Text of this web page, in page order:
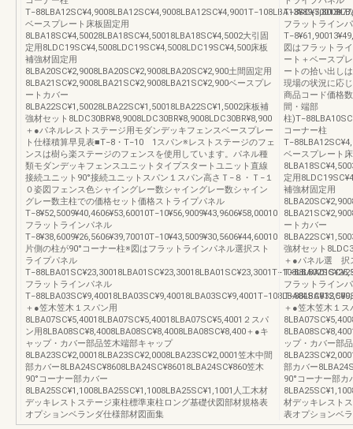
ベースプレート床板固定用
8LBA18SC¥4,50028LBA18SC¥4,50018LBA18SC¥4,5002大引固
定用8LDC19SC¥4,5008LDC19SC¥4,5008LDC19SC¥4,500床板
補強材固定用
8LBA20SC¥2,9008LBA20SC¥2,9008LBA20SC¥2,900土間固定用
8LBA21SC¥2,9008LBA21SC¥2,9008LBA21SC¥2,900ベースプレ
ートカバー
8LBA22SC¥1,50028LBA22SC¥1,50018LBA22SC¥1,5002床板補
強材セット8LDC30BR¥8,9008LDC30BR¥8,9008LDC30BR¥8,900
＋●パネルレストステージ用モダンデッキフェンスベースプレー
ト仕様積算早見表■T−8・T−10 1スパン※レストステージのフェ
ンスは樹ら楽ステージのフェンスを使用しています。パネル種
類モダンデッキフェンスユニットタイプスタートユニット直線
接続ユニット90°接続ユニットスパン１スパン高さＴ−８・Ｔ−１
０姿図フェンス色シャイングレー数シャイングレー数シャイン
グレー数主柱での価格セット価格ストライプパネル
T−8¥52,5009¥40,4606¥53,60010T−10¥56,9009¥43,9606¥58,00010
フラットラインパネル
T−8¥38,6009¥26,5606¥39,70010T−10¥43,5009¥30,5606¥44,60010
片側の柱が90°コーナー柱※図はフラットラインパネル選択スト
ライプパネル
フラットラインパネル
＋●笠木笠木１スパン用
8LBA07SC¥5,40018LBA07SC¥5,40018LBA07SC¥5,4001２スパ
ン用8LBA08SC¥8,4008LBA08SC¥8,4008LBA08SC¥8,400＋●キ
ャップ・カバー部品笠木端部キャップ
8LBA23SC¥2,00018LBA23SC¥2,0008LBA23SC¥2,0001笠木中間
部カバー8LBA24SC¥8608LBA24SC¥86018LBA24SC¥860笠木
90°コーナー部カバー
8LBA25SC¥1,1008LBA25SC¥1,1008LBA25SC¥1,1001人工木材
デッキレストステージ束柱標準束柱ロング基礎伏図部材規格表
オプションベランダ仕様部材図面集
フラットライン
図はフラットラ
ート＋ベースプ
ートの拾い出し
現場の状況に応
商品コード価格
間・端部
柱
コーナー柱
ベースプレート
定用
補強材固定用
ートカバー
強材セット
＋●パネル選 択
フラットライン
＋●笠木笠木１ス
ップ・カバー部
部カバー
90°コーナー部カ
材デッキレスト
表オプションベ